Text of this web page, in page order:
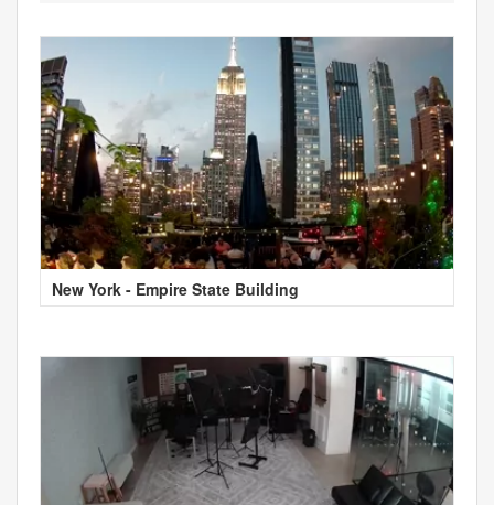
New York - Empire State Building